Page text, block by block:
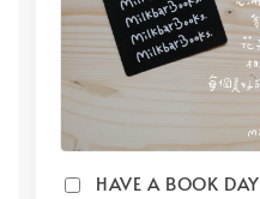
HAVE A BOOK